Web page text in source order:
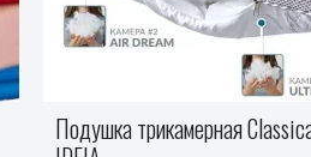
Простыня БЯЗЬ